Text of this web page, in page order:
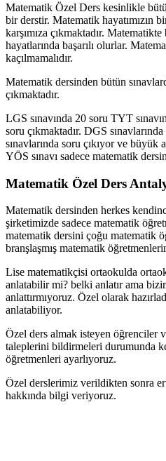
Matematik Özel Ders kesinlikle
bir derstir. Matematik hayatımızın
karşımıza çıkmaktadır.
hayatlarında başarılı olurlar.
kaçılmamalıdır.
Matematik dersinden bütün
çıkmaktadır.
LGS sınavında 20 soru TYT
soru çıkmaktadır. DGS
sınavlarında soru çıkıyor ve büyük
YÖS sınavı sadece matematik
Matematik Özel Ders
Matematik dersinden herkes
şirketimizde sadece matematik
matematik dersini çoğu matematik
branşlaşmış matematik
Lise matematikçisi ortaokulda
anlatabilir mi? belki anlatır ama
anlattırmıyoruz. Özel olarak
anlatabiliyor.
Özel ders almak isteyen öğrenciler
taleplerini bildirmeleri durumunda
öğretmenleri ayarlıyoruz.
Özel derslerimiz verildikten sonra
hakkında bilgi veriyoruz.